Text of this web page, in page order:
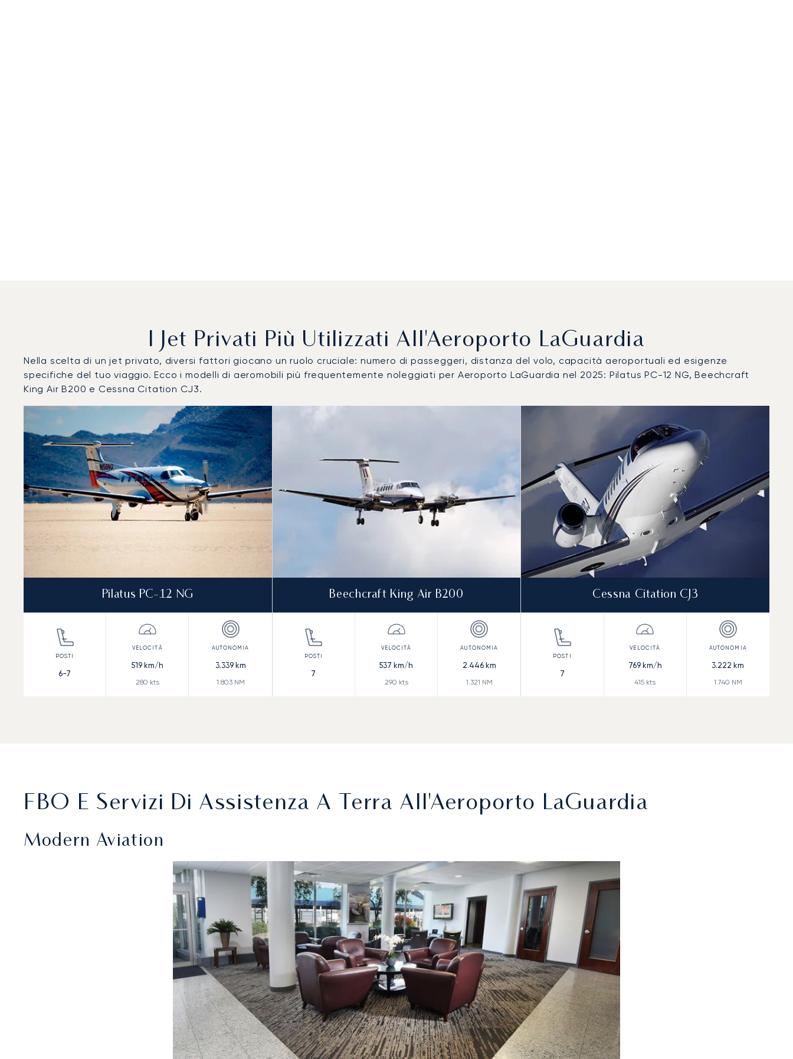
I Jet Privati Più Utilizzati All'Aeroporto LaGuardia
Nella scelta di un jet privato, diversi fattori giocano un ruolo cruciale: numero di passeggeri, distanza del volo, capacità aeroportuali ed esigenze
specifiche del tuo viaggio. Ecco i modelli di aeromobili più frequentemente noleggiati per Aeroporto LaGuardia nel 2025: Pilatus PC-12 NG, Beechcraft
King Air B200 e Cessna Citation CJ3.
Aeroporto LaGuardia : I 3 modelli di aeromobile più utilizzati per numero di movimenti volo nel 2025
Foto dell'aeromobile Modello di aeromobile
Posti
Velocità (km/h)
Velocità (nodi)
Autonomia (km)
Autonomia (NM)
Pilatus PC-12 NG
6-7
519km/h
280 kts
3.339km
1.803NM
Beechcraft King Air B200
7
537 km/h
290 kts
2.446km
1.321 NM
Cessna Citation CJ3
7
769km/h
415 kts
3.222 km
1.740 NM
FBO E Servizi Di Assistenza A Terra All'Aeroporto LaGuardia
Modern Aviation